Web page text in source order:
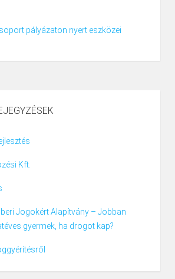
pályázaton nyert eszközei
Kft.
Jogokért Alapítvány – Jobban
gyermek, ha drogot kap?